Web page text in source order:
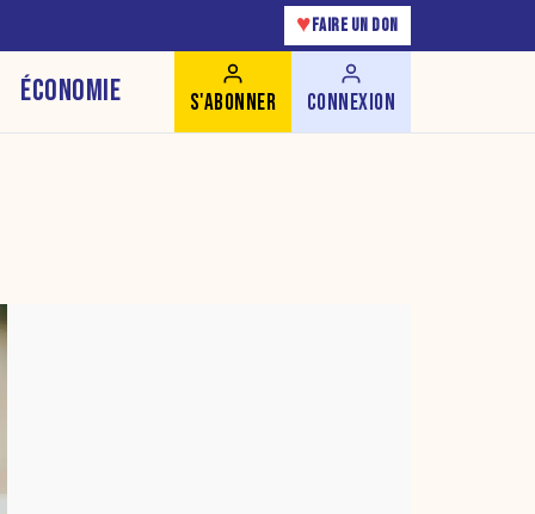
♥ FAIRE UN DON
ÉCONOMIE S'ABONNER CONNEXION